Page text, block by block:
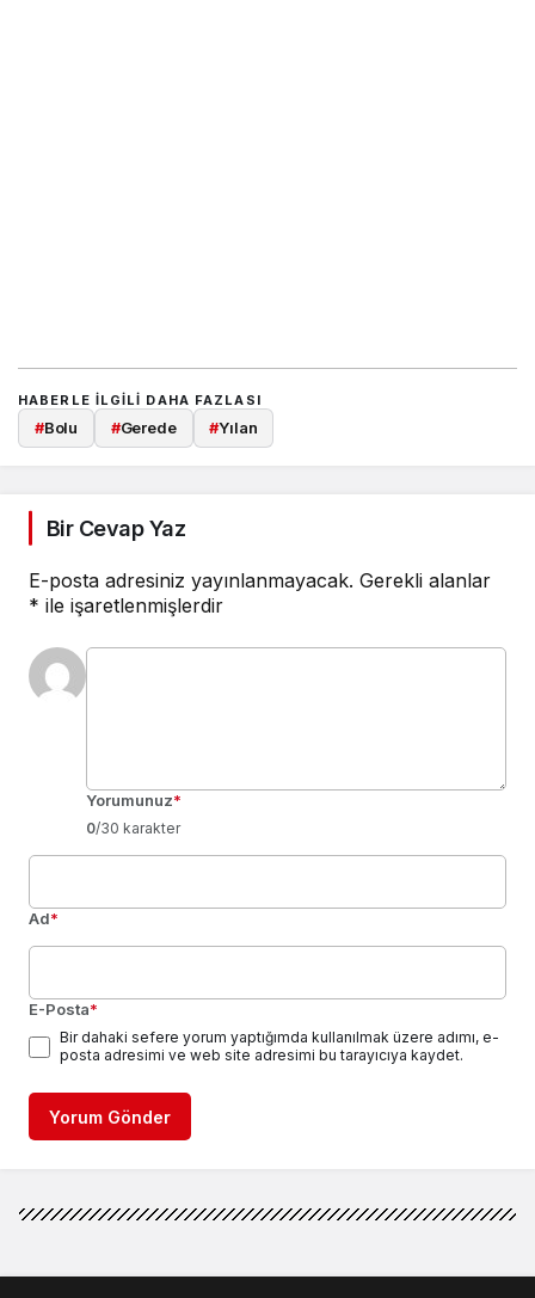
HABERLE ILGILI DAHA FAZLASI
#Bolu #Gerede #Yılan
Bir Cevap Yaz
E-posta adresiniz yayınlanmayacak. Gerekli alanlar
* ile işaretlenmişlerdir
Yorumunuz*
0/30 karakter
Ad*
E-Posta*
Bir dahaki sefere yorum yaptığımda kullanılmak üzere adımı, e-
posta adresimi ve web site adresimi bu tarayıcıya kaydet.
Yorum Gönder